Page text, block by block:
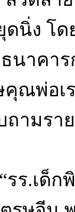
ดนิ่ง โ
าคาร
คุณพ่อ
ถามรา
รร.เด็